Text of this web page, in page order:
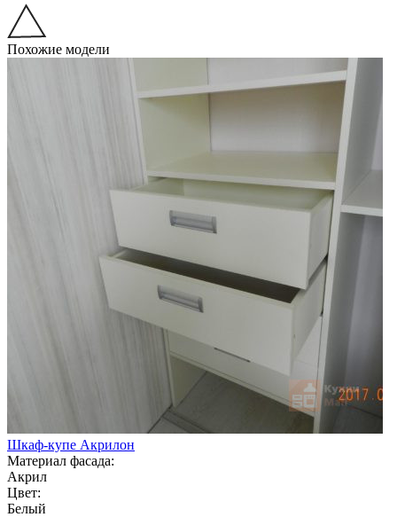
Похожие модели
Шкаф-купе Акрилон
Материал фасада:
Акрил
Цвет:
Белый